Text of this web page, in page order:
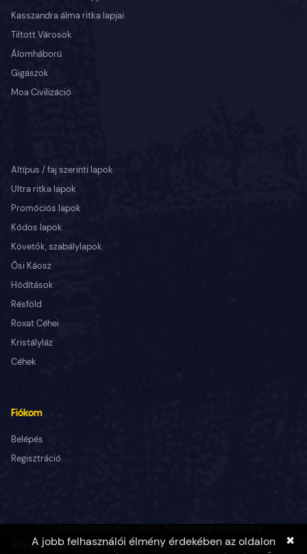
Kasszandra álma ritka lapjai
Tiltott Városok
Álomháború
Gigászok
Moa Civilizáció
Altípus / faj szerinti lapok
Ultra ritka lapok
Promóciós lapok
Kódos lapok
Követők, szabálylapok
Ősi Káosz
Hódítások
Résföld
Roxat Céhei
Kristályláz
Céhek
Fiókom
Belépés
Regisztráció
© GrandGames.hu - 2023. Minden jog fenntartva.
Általános szerződési feltételek
Adatkezelési tájékoztató
A jobb felhasználói élmény érdekében az oldalon
✖